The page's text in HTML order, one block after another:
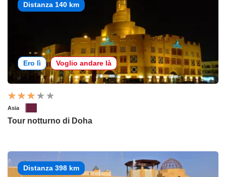
Distanza 140 km
Ero lì Voglio andare là
Asia
Tour notturno di Doha
Distanza 398 km